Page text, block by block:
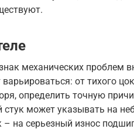
механических проблем
от тихого
определить точную
может указывать на
– на серьезный износ